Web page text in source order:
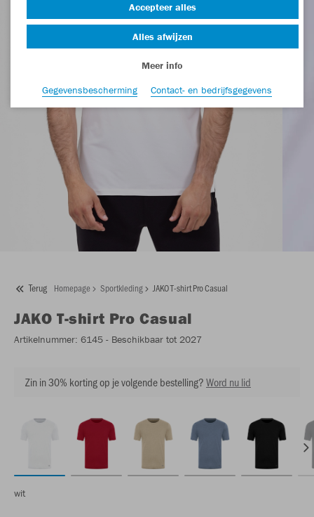
Terug Homepage Sportkleding JAKO T-shirt Pro Casual
JAKO T-shirt Pro Casual
Artikelnummer: 6145 - Beschikbaar tot 2027
Zin in 30% korting op je volgende bestelling?Word nu lid
wit
Accepteer alles
Alles afwijzen
Meer info
Gegevensbescherming
Contact- en bedrijfsgegevens